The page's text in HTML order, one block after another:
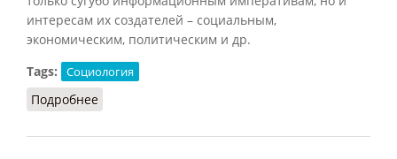
интересам их создателей – социальным,
экономическим, политическим и др.
Tags:
Социология
Подробнее